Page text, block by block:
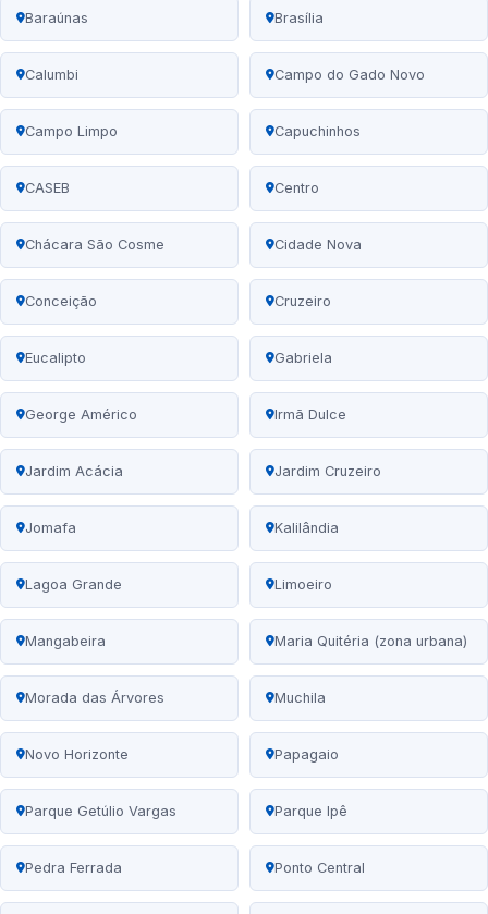
Baraúnas Brasília
Calumbi Campo do Gado Novo
Campo Limpo Capuchinhos
CASEB Centro
Chácara São Cosme Cidade Nova
Conceição Cruzeiro
Eucalipto Gabriela
George Américo Irmã Dulce
Jardim Acácia Jardim Cruzeiro
Jomafa Kalilândia
Lagoa Grande Limoeiro
Mangabeira Maria Quitéria (zona urbana)
Morada das Árvores Muchila
Novo Horizonte Papagaio
Parque Getúlio Vargas Parque Ipê
Pedra Ferrada Ponto Central